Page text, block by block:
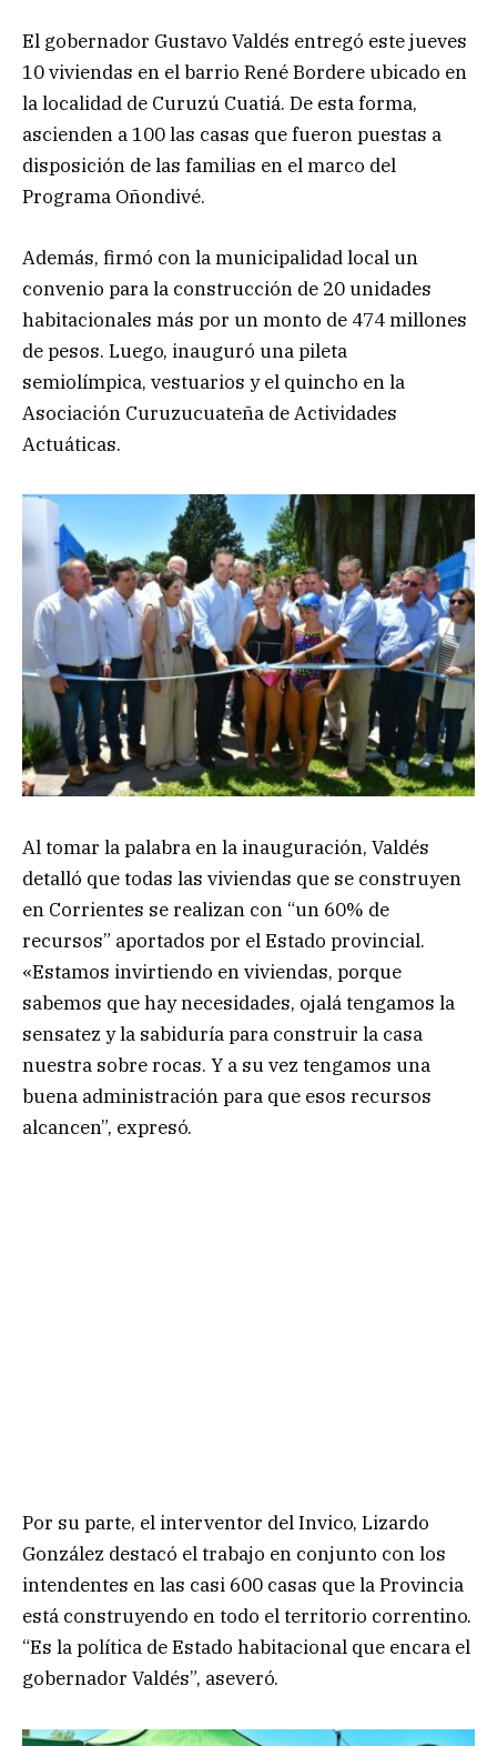
El gobernador Gustavo Valdés entregó este jueves
10 viviendas en el barrio René Bordere ubicado en
la localidad de Curuzú Cuatiá. De esta forma,
ascienden a 100 las casas que fueron puestas a
disposición de las familias en el marco del
Programa Oñondivé.
Además, firmó con la municipalidad local un
convenio para la construcción de 20 unidades
habitacionales más por un monto de 474 millones
de pesos. Luego, inauguró una pileta
semiolímpica, vestuarios y el quincho en la
Asociación Curuzucuateña de Actividades
Actuáticas.
Al tomar la palabra en la inauguración, Valdés
detalló que todas las viviendas que se construyen
en Corrientes se realizan con “un 60% de
recursos” aportados por el Estado provincial.
«Estamos invirtiendo en viviendas, porque
sabemos que hay necesidades, ojalá tengamos la
sensatez y la sabiduría para construir la casa
nuestra sobre rocas. Y a su vez tengamos una
buena administración para que esos recursos
alcancen”, expresó.
Por su parte, el interventor del Invico, Lizardo
González destacó el trabajo en conjunto con los
intendentes en las casi 600 casas que la Provincia
está construyendo en todo el territorio correntino.
“Es la política de Estado habitacional que encara el
gobernador Valdés”, aseveró.